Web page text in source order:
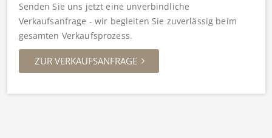
Senden Sie uns jetzt eine unverbindliche
Verkaufsanfrage - wir begleiten Sie zuverlässig beim
gesamten Verkaufsprozess.
ZUR VERKAUFSANFRAGE